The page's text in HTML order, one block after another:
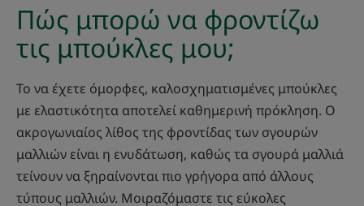
Πώς μπορώ να φροντίζω
τις μπούκλες μου;
Το να έχετε όμορφες, καλοσχηματισμένες μπούκλες
με ελαστικότητα αποτελεί καθημερινή πρόκληση. Ο
ακρογωνιαίος λίθος της φροντίδας των σγουρών
μαλλιών είναι η ενυδάτωση, καθώς τα σγουρά μαλλιά
τείνουν να ξηραίνονται πιο γρήγορα από άλλους
τύπους μαλλιών. Μοιραζόμαστε τις εύκολες